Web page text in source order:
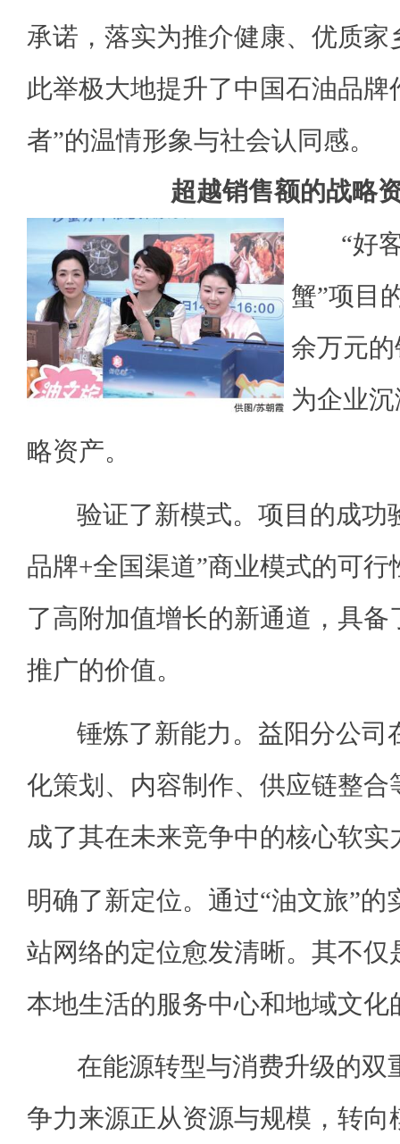
承诺，落实为推介健康、优质
此举极大地提升了中国石油品牌
者”的温情形象与社会认同感。
超越销售额的战略
“好
蟹”项目
余万元
为企业
略资产。
验证了新模式。项目的成功
品牌+全国渠道”商业模式的可
了高附加值增长的新通道，具
推广的价值。
锤炼了新能力。益阳分公司
化策划、内容制作、供应链整合
成了其在未来竞争中的核心软实
明确了新定位。通过“油文旅”
站网络的定位愈发清晰。其不仅
本地生活的服务中心和地域文化
在能源转型与消费升级的双
争力来源正从资源与规模，转向